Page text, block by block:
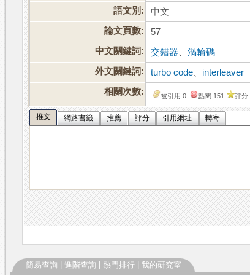
語文別:
中文
論文頁數:
57
中文關鍵詞:
交錯器 、渦輪碼
外文關鍵詞:
turbo code
interleaver
相關次數:
被引用:0 點閱:151 評分:
推文 網路書籤 推薦 評分 引用網址 轉寄
簡易查詢 進階查詢 熱門排行 我的研究室